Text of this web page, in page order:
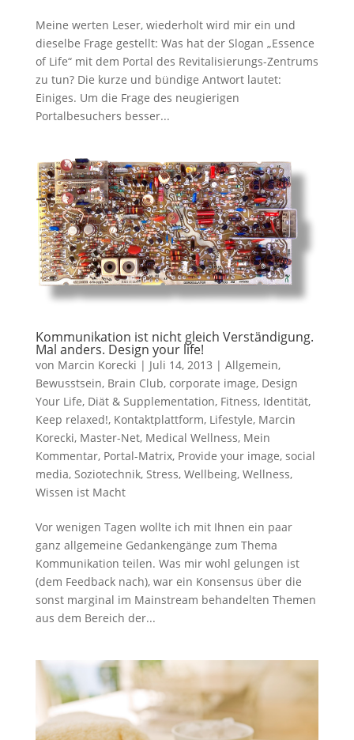
Meine werten Leser, wiederholt wird mir ein und
dieselbe Frage gestellt: Was hat der Slogan „Essence
of Life“ mit dem Portal des Revitalisierungs-Zentrums
zu tun? Die kurze und bündige Antwort lautet:
Einiges. Um die Frage des neugierigen
Portalbesuchers besser...
Kommunikation ist nicht gleich Verständigung.
Mal anders. Design your life!
von Marcin Korecki | Juli 14, 2013 | Allgemein,
Bewusstsein, Brain Club, corporate image, Design
Your Life, Diät & Supplementation, Fitness, Identität,
Keep relaxed!, Kontaktplattform, Lifestyle, Marcin
Korecki, Master-Net, Medical Wellness, Mein
Kommentar, Portal-Matrix, Provide your image, social
media, Soziotechnik, Stress, Wellbeing, Wellness,
Wissen ist Macht
Vor wenigen Tagen wollte ich mit Ihnen ein paar
ganz allgemeine Gedankengänge zum Thema
Kommunikation teilen. Was mir wohl gelungen ist
(dem Feedback nach), war ein Konsensus über die
sonst marginal im Mainstream behandelten Themen
aus dem Bereich der...